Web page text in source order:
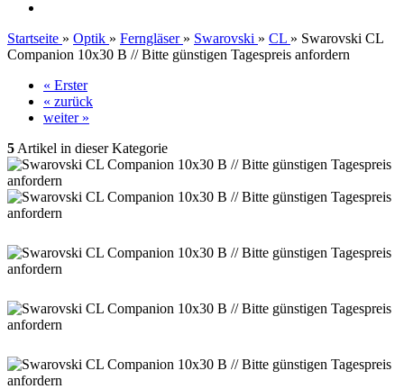
Startseite » Optik » Ferngläser » Swarovski » CL » Swarovski CL
Companion 10x30 B // Bitte günstigen Tagespreis anfordern
« Erster
« zurück
weiter »
5 Artikel in dieser Kategorie